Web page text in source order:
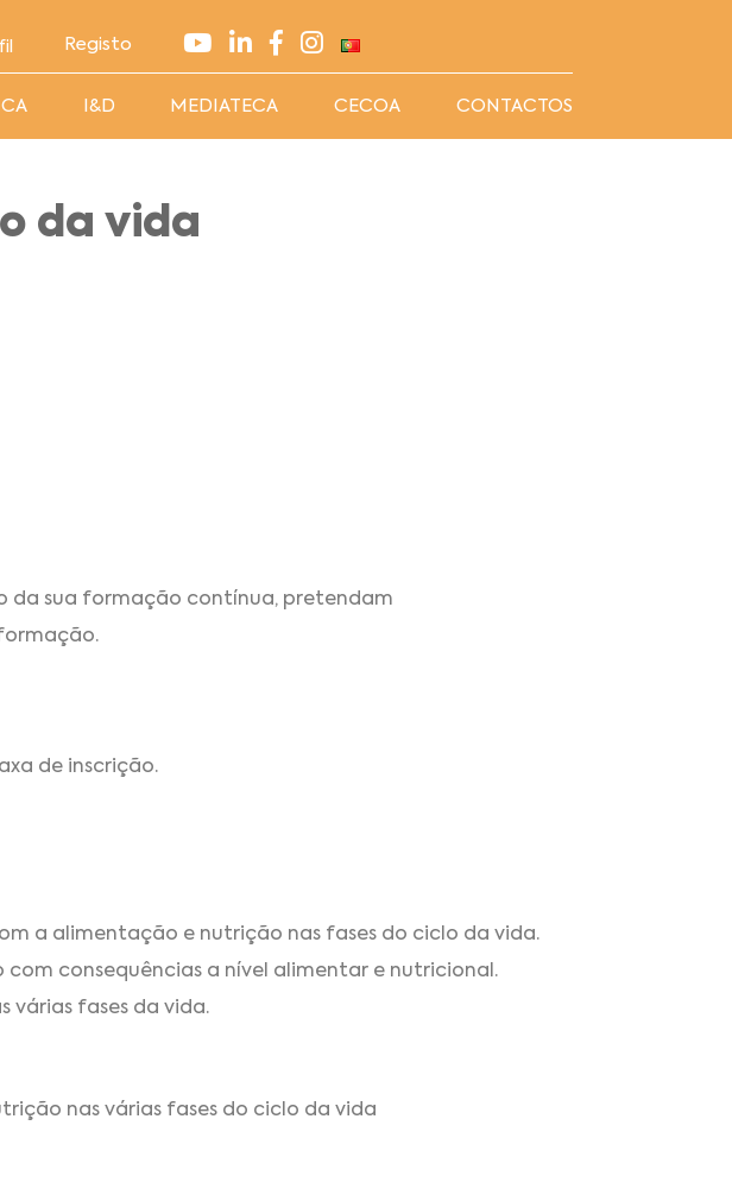
Registo
I&D MEDIATECA CECOA CONTACTOS
da vida
da sua formação contínua, pretendam
de inscrição.
a alimentação e nutrição nas fases do ciclo da vida.
consequências a nível alimentar e nutricional.
várias fases da vida.
nas várias fases do ciclo da vida